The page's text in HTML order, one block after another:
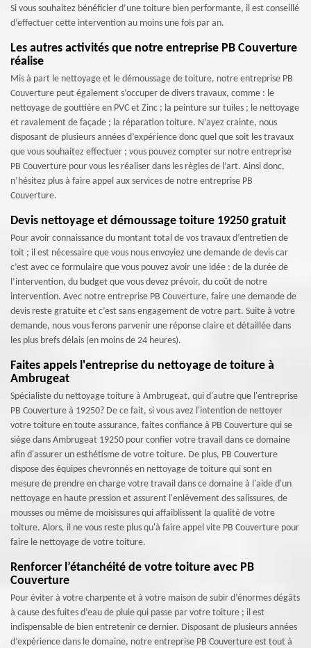
Si vous souhaitez bénéficier d’une toiture bien performante, il est conseillé
d’effectuer cette intervention au moins une fois par an.
Les autres activités que notre entreprise PB Couverture
réalise
Mis à part le nettoyage et le démoussage de toiture, notre entreprise PB
Couverture peut également s’occuper de divers travaux, comme : le
nettoyage de gouttière en PVC et Zinc ; la peinture sur tuiles ; le nettoyage
et ravalement de façade ; la réparation toiture. N’ayez crainte, nous
disposant de plusieurs années d’expérience donc quel que soit les travaux
que vous souhaitez effectuer ; vous pouvez compter sur notre entreprise
PB Couverture pour vous les réaliser dans les règles de l’art. Ainsi donc,
n’hésitez plus à faire appel aux services de notre entreprise PB
Couverture.
Devis nettoyage et démoussage toiture 19250 gratuit
Pour avoir connaissance du montant total de vos travaux d’entretien de
toit ; il est nécessaire que vous nous envoyiez une demande de devis car
c’est avec ce formulaire que vous pouvez avoir une idée : de la durée de
l’intervention, du budget que vous devez prévoir, du coût de notre
intervention. Avec notre entreprise PB Couverture, faire une demande de
devis reste gratuite et c’est sans engagement de votre part. Suite à votre
demande, nous vous ferons parvenir une réponse claire et détaillée dans
les plus brefs délais (en moins de 24 heures).
Faites appels l'entreprise du nettoyage de toiture à
Ambrugeat
Spécialiste du nettoyage toiture à Ambrugeat, qui d'autre que l'entreprise
PB Couverture à 19250? De ce fait, si vous avez l'intention de nettoyer
votre toiture en toute assurance, faites confiance à PB Couverture qui se
siège dans Ambrugeat 19250 pour confier votre travail dans ce domaine
afin d'assurer un esthétisme de votre toiture. De plus, PB Couverture
dispose des équipes chevronnés en nettoyage de toiture qui sont en
mesure de prendre en charge votre travail dans ce domaine à l'aide d'un
nettoyage en haute pression et assurent l'enlèvement des salissures, de
mousses ou même de moisissures qui affaiblissent la qualité de votre
toiture. Alors, il ne vous reste plus qu'à faire appel vite PB Couverture pour
faire le nettoyage de votre toiture.
Renforcer l’étanchéité de votre toiture avec PB
Couverture
Pour éviter à votre charpente et à votre maison de subir d’énormes dégâts
à cause des fuites d’eau de pluie qui passe par votre toiture ; il est
indispensable de bien entretenir ce dernier. Disposant de plusieurs années
d’expérience dans le domaine, notre entreprise PB Couverture est tout à